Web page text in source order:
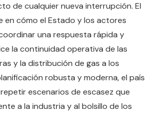
de cualquier nueva interrupción. El
en cómo el Estado y los actores
una respuesta rápida y
la continuidad operativa de las
y la distribución de gas a los
robusta y moderna, el país
escenarios de escasez que
a la industria y al bolsillo de los